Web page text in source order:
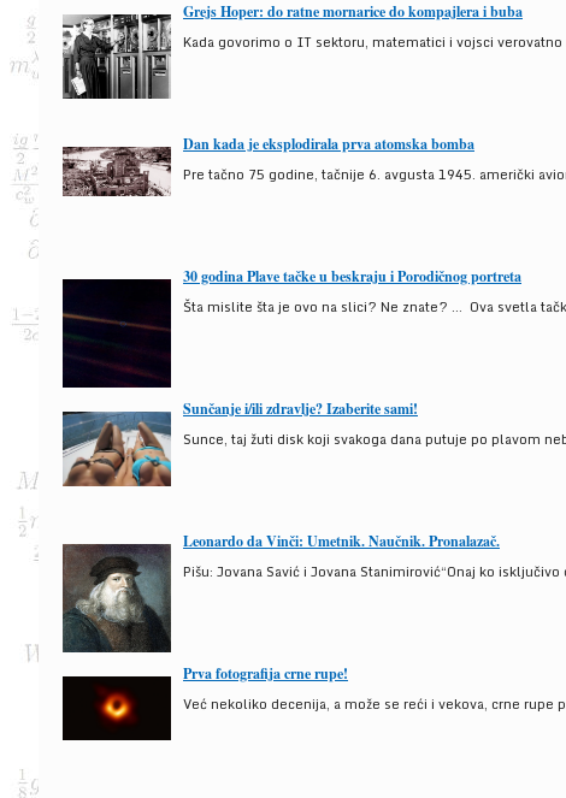
Grejs Hoper: do ratne mornarice do kompajlera i buba
Kada govorimo o IT sektoru, matematici i vojsci
Dan kada je eksplodirala prva atomska bomba
Pre tačno 75 godine, tačnije 6. avgusta 1945. američki
30 godina Plave tačke u beskraju i Porodičnog portreta
Šta mislite šta je ovo na slici? Ne znate? … Ova svetla
Sunčanje i/ili zdravlje? Izaberite sami!
Sunce, taj žuti disk koji svakoga dana putuje po plavom
Leonardo da Vinči: Umetnik. Naučnik. Pronalazač.
Pišu: Jovana Savić i Jovana Stanimirović“Onaj ko
Prva fotografija crne rupe!
Već nekoliko decenija, a može se reći i vekova, crne